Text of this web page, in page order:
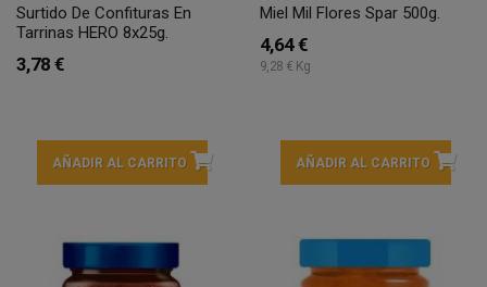
Surtido De Confituras En
Tarrinas HERO 8x25g.
3,78 €
AÑADIR AL CARRITO
Miel Mil Flores Spar 500g.
4,64 €
9,28 € Kg
AÑADIR AL CARRITO